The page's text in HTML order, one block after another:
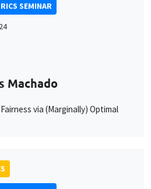
SEMINAR
Machado
via (Marginally) Optimal